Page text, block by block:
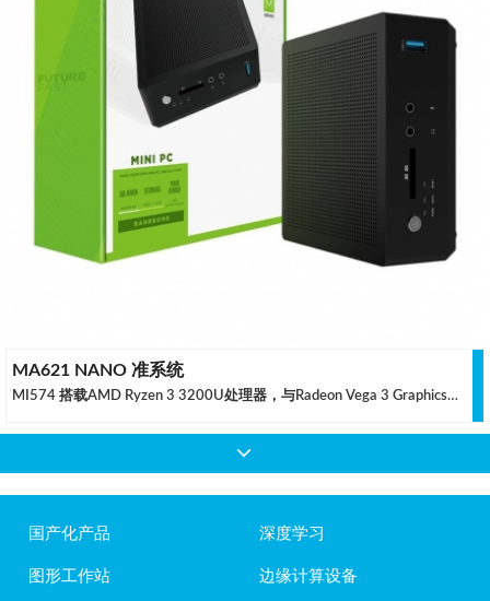
MA621 NANO 准系统
MI574 搭载AMD Ryzen 3 3200U处理器，与Radeon Vega 3 Graphics一起将工作效率提高到一个全新的水平。除此之外，其配备了一系列连接性，包括USB3.0、HDMI和DisplayPort，专注解决日常计算问题.无论是家庭、办公室还是实验室，MI574准系统都能带给您更加愉悦的体验感.
国产化产品
深度学习
图形工作站
边缘计算设备